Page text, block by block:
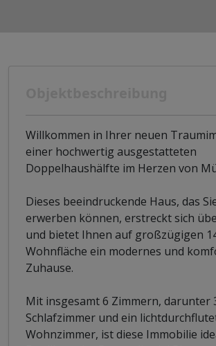
Willkommen in Ihrer neuen
einer hochwertig ausgestatteten
Doppelhaushälfte im Herzen von
Dieses beeindruckende Haus, das
erwerben können, erstreckt sich
und bietet Ihnen auf großzügigen
Wohnfläche ein modernes und
Zuhause.
Mit insgesamt 6 Zimmern, darunter
Schlafzimmer und ein
Wohnzimmer, ist diese Immobilie